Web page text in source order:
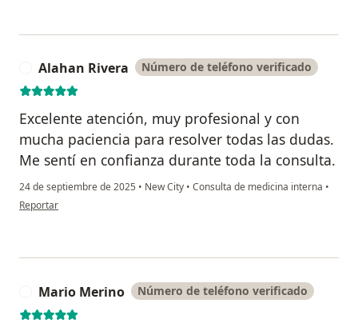
Alahan Rivera Número de teléfono verificado
Excelente atención, muy profesional y con
mucha paciencia para resolver todas las dudas.
Me sentí en confianza durante toda la consulta.
24 de septiembre de 2025 • New City • Consulta de medicina interna •
en opinión del usuario Alahan Rivera
Reportar
Mario Merino Número de teléfono verificado